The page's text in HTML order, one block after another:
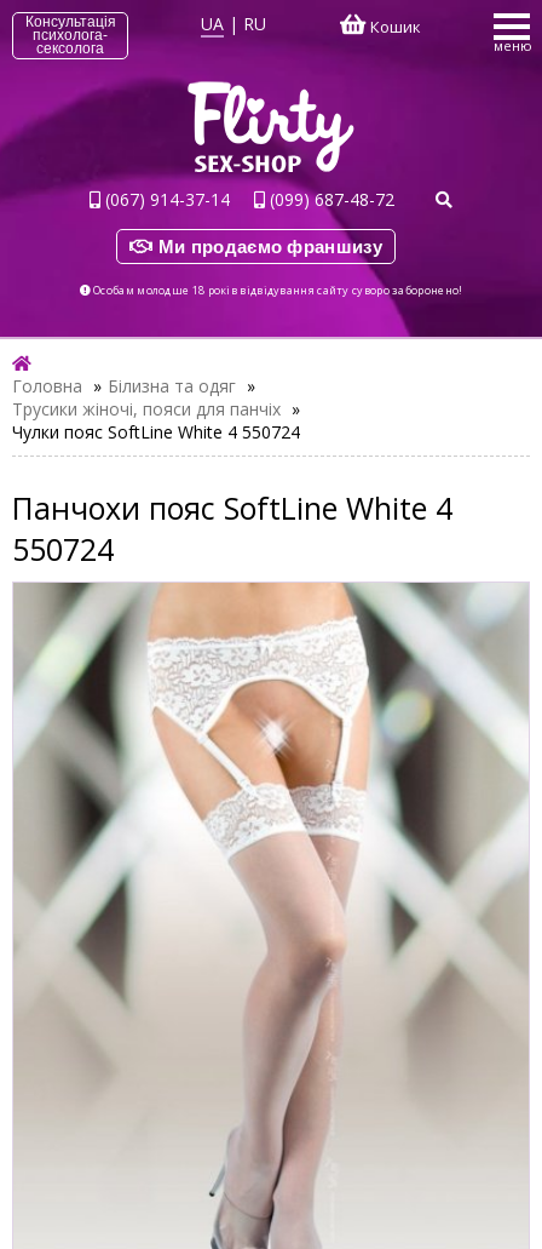
Консультація
психолога-
сексолога
UA | RU Кошик
меню
(067) 914-37-14 (099) 687-48-72
Ми продаємо франшизу
Особам молодше 18 років відвідування сайту суворо заборонено!
Головна » Білизна та одяг »
Трусики жіночі, пояси для панчіх »
Чулки пояс SoftLine White 4 550724
Панчохи пояс SoftLine White 4
550724